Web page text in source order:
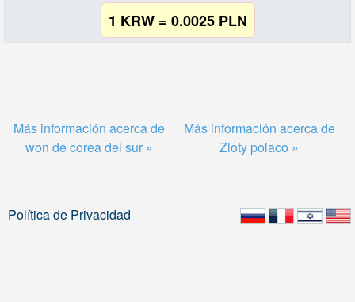
1 KRW = 0.0025 PLN
Más información acerca de
won de corea del sur »
Más información acerca de
Zloty polaco »
Política de Privacidad